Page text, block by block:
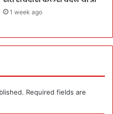
1 week ago
Required fields are